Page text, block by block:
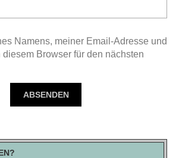
Namens, meiner Email-Adresse und
Browser für den nächsten